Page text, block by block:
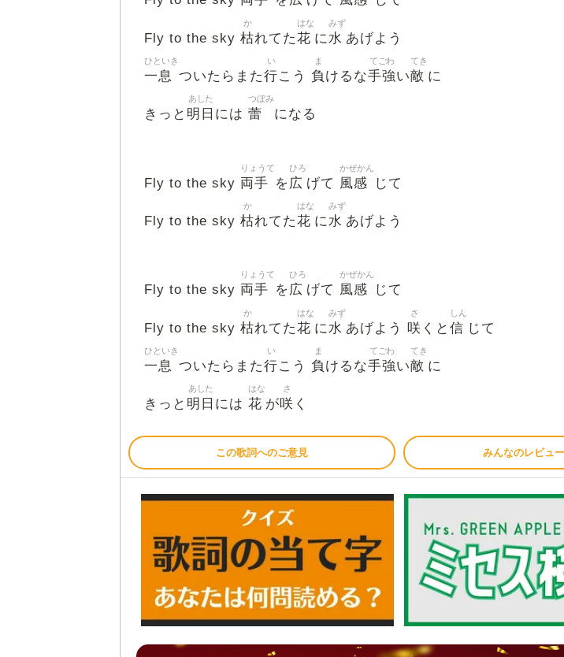
Fly to the sky 枯
か
れてた花
はな
に水
みず
あげよう
一息
ひといき
ついたらまた行
い
こう 負
ま
けるな手強
てごわ
い敵
てき
に
きっと 明日
あした
には 蕾
つぼみ
になる
Fly to the sky 両手
りょうて
を 広
ひろ
げて 風感
かぜかん
じて
Fly to the sky 枯
か
れてた花
はな
に水
みず
あげよう
Fly to the sky 両手
りょうて
を広
ひろ
げて 風感
かぜかん
じて
Fly to the sky 枯
か
れてた花
はな
に水
みず
あげよう 咲
さ
くと 信
しん
じて
一息
ひといき
ついたらまた行
い
こう 負
ま
けるな手強
てごわ
い敵
てき
に
きっと 明日
あした
には 花
はな
が咲
さ
く
この歌詞へのご意見 みんなのレビュー